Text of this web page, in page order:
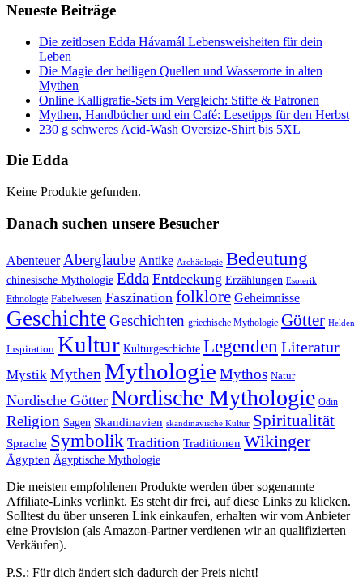
Neueste Beiträge
Die zeitlosen Edda Hávamál Lebensweisheiten für dein
Leben
Die Magie der heiligen Quellen und Wasserorte in alten
Mythen
Online Kalligrafie‑Sets im Vergleich: Stifte & Patronen
Mythen, Handbücher und ein Café: Lesetipps für den Herbst
230 g schweres Acid-Wash Oversize-Shirt bis 5XL
Die Edda
Keine Produkte gefunden.
Danach suchen unsere Besucher
Abenteuer Aberglaube Antike Archäologie Bedeutung
chinesische Mythologie Edda Entdeckung Erzählungen Esoterik
Ethnologie Fabelwesen Faszination folklore Geheimnisse
Geschichte Geschichten griechische Mythologie Götter Helden
Inspiration Kultur Kulturgeschichte Legenden Literatur
Mystik Mythen Mythologie Mythos Natur
Nordische Götter Nordische Mythologie Odin
Religion Sagen Skandinavien skandinavische Kultur Spiritualität
Sprache Symbolik Tradition Traditionen Wikinger
Ägypten Ägyptische Mythologie
Die meisten empfohlenen Produkte werden über sogenannte
Affiliate-Links verlinkt. Es steht dir frei, auf diese Links zu klicken.
Solltest du über unseren Link einkaufen, erhalten wir vom Anbieter
eine Provision (als Amazon-Partner verdienen wir an qualifizierten
Verkäufen).
P.S.: Für dich ändert sich dadurch der Preis nicht!